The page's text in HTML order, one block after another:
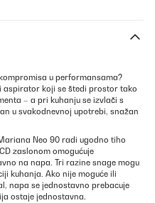
u performansama?
aspirator koji se štedi prostor tako
– a pri kuhanju se izvlači s
u svakodnevnoj upotrebi, snažan
Neo 90 radi ugodno tiho
zaslonom omogućuje
na napa. Tri razine snage mogu
kuhanja. Ako nije moguće ili
napa se jednostavno prebacuje
ostaje jednostavna.